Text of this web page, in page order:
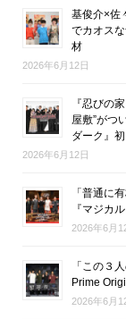
基俊介×佐
でカオス
材
2026年6月12日
『忍びの
屋敷”がつ
ダーク』
2026年6月12日
「普通に
『マジカ
2026年6月
「この３
Prime
2026年6月